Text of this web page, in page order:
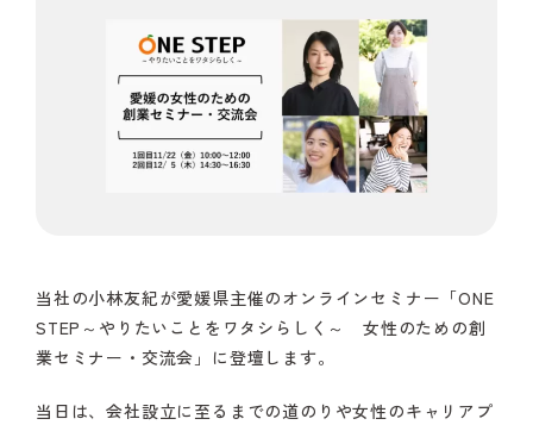
当社の小林友紀が愛媛県主催のオンラインセミナー「ONE
STEP～やりたいことをワタシらしく～ 女性のための創
業セミナー・交流会」に登壇します。
当日は、会社設立に至るまでの道のりや女性のキャリアプ